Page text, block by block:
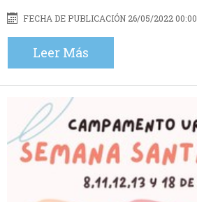
FECHA DE PUBLICACIÓN 26/05/2022 00:00
Leer Más